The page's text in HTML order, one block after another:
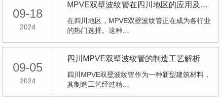
09-18
2024
MPVE双壁波纹管在四川地区的应用及市场前景展望
在四川地区，MPVE双壁波纹管正在成为各行业
的热门选择。这种…
09-05
2024
四川MPVE双壁波纹管的制造工艺解析
四川MPVE双壁波纹管作为一种新型建筑材料，
其制造工艺经过精…